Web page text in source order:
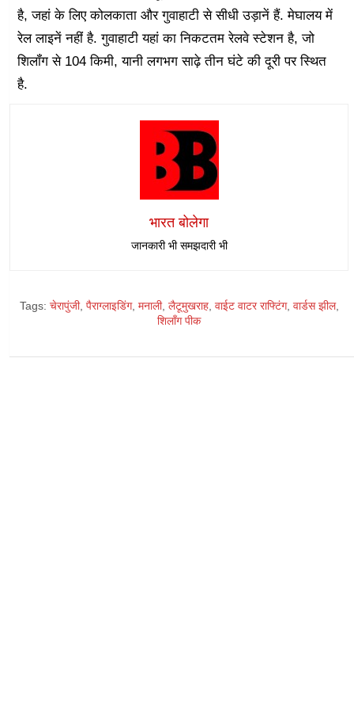
है, जहां के लिए कोलकाता और गुवाहाटी से सीधी उड़ानें हैं. मेघालय में
रेल लाइनें नहीं है. गुवाहाटी यहां का निकटतम रेलवे स्टेशन है, जो
शिलॉंग से 104 किमी, यानी लगभग साढ़े तीन घंटे की दूरी पर स्थित
है.
भारत बोलेगा
जानकारी भी समझदारी भी
Tags: चेरापुंजी, पैराग्लाइडिंग, मनाली, लैटूमुखराह, वाईट वाटर राफ्टिंग, वार्डस झील,
शिलॉंग पीक